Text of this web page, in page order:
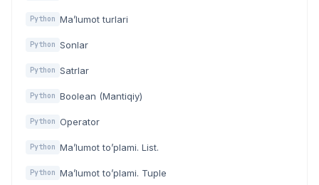
Python Ma’lumot turlari
Python Sonlar
Python Satrlar
Python Boolean (Mantiqiy)
Python Operator
Python Ma’lumot to’plami. List.
Python Ma’lumot to’plami. Tuple